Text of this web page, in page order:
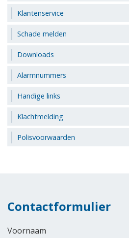
Klantenservice
Schade melden
Downloads
Alarmnummers
Handige links
Klachtmelding
Polisvoorwaarden
Contactformulier
Voornaam